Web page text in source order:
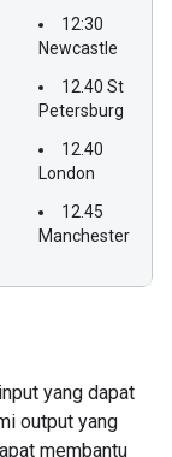
12:30
Newcastle
12.40 St
Petersburg
12.40
London
12.45
Manchester
yang dapat
output yang
membantu